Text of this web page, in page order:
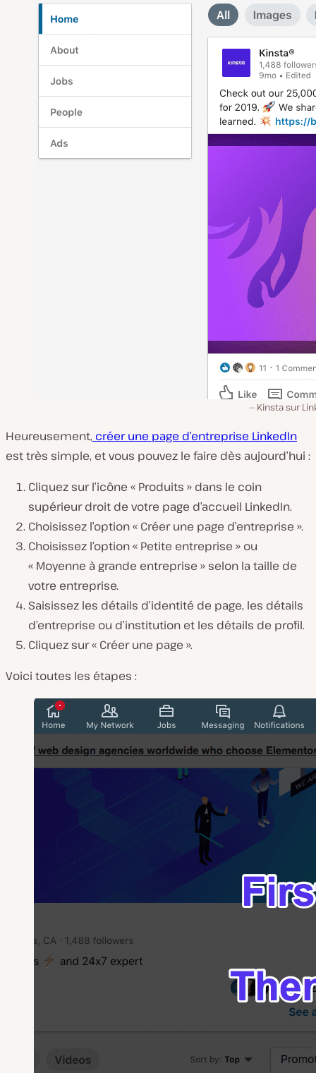
Kinsta sur
Heureusement, créer une page d’entreprise LinkedIn
est très simple, et vous pouvez le faire dès aujourd’hui :
Cliquez sur l’icône « Produits » dans le coin
supérieur droit de votre page d’accueil LinkedIn.
Choisissez l’option « Créer une page d’entreprise ».
Choisissez l’option « Petite entreprise » ou
« Moyenne à grande entreprise » selon la taille de
votre entreprise.
Saisissez les détails d’identité de page, les détails
d’entreprise ou d’institution et les détails de profil.
Cliquez sur « Créer une page ».
Voici toutes les étapes :